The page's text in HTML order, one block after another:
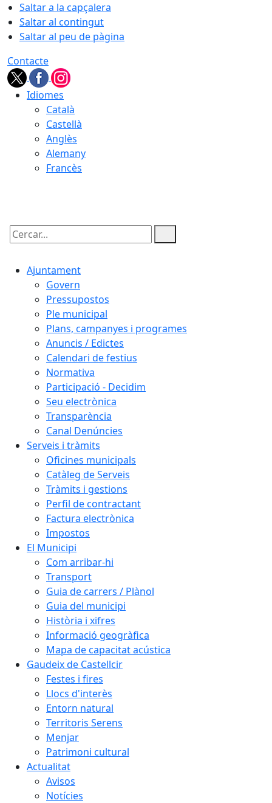
Saltar a la capçalera
Saltar al contingut
Saltar al peu de pàgina
Contacte
Idiomes
Català
Castellà
Anglès
Alemany
Francès
Cercar:
Ajuntament
Govern
Pressupostos
Ple municipal
Plans, campanyes i programes
Anuncis / Edictes
Calendari de festius
Normativa
Participació - Decidim
Seu electrònica
Transparència
Canal Denúncies
Serveis i tràmits
Oficines municipals
Catàleg de Serveis
Tràmits i gestions
Perfil de contractant
Factura electrònica
Impostos
El Municipi
Com arribar-hi
Transport
Guia de carrers / Plànol
Guia del municipi
Història i xifres
Informació geogràfica
Mapa de capacitat acústica
Gaudeix de Castellcir
Festes i fires
Llocs d'interès
Entorn natural
Territoris Serens
Menjar
Patrimoni cultural
Actualitat
Avisos
Notícies